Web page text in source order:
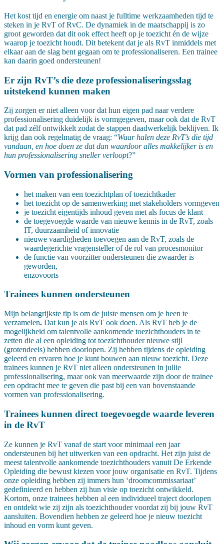
Het kost tijd en energie om naast je fulltime werkzaamheden tijd te
steken in je RvT of RvC. De dynamiek in de maatschappij is zo
groot geworden dat dit ook effect heeft op je toezicht én de wijze
waarop je toezicht houdt. Dit betekent dat je als RvT inmiddels met
elkaar aan de slag bent gegaan om te professionaliseren. Een trainee
kan daarin goed ondersteunen!
Er zijn RvT’s die deze professionaliseringsslag
uitstekend kunnen maken
Zij zorgen er niet alleen voor dat hun eigen pad naar verdere
professionalisering duidelijk is vormgegeven, maar ook dat de RvT
dat pad zélf ontwikkelt zodat de stappen daadwerkelijk beklijven. Ik
krijg dan ook regelmatig de vraag: “Waar halen deze RvT’s die tijd
vandaan, en hoe doen ze dat dan waardoor alles makkelijker is en
hun professionalisering sneller verloopt?”
Vormen van professionalisering
het maken van een toezichtplan of toezichtkader
het toezicht op de samenwerking met stakeholders vormgeven
je toezicht eigentijds inhoud geven met als focus de klant
de toegevoegde waarde van nieuwe kennis in de RvT, zoals
IT, duurzaamheid of innovatie
nieuwe vaardigheden toevoegen aan de RvT, zoals de
waardegerichte vragensteller of de rol van procesmonitor
de functie van voorzitter ondersteunen die zwaarder is
geworden,
enzovoorts
Trainees kunnen ondersteunen
Mijn belangrijkste tip is om de juiste mensen om je heen te
verzamelen. Dat kun je als RvT ook doen. Als RvT heb je de
mogelijkheid om talentvolle aankomende toezichthouders in te
zetten die al een opleiding tot toezichthouder nieuwe stijl
(grotendeels) hebben doorlopen. Zij hebben tijdens de opleiding
geleerd en ervaren hoe je kunt bouwen aan nieuw toezicht. Deze
trainees kunnen je RvT niet alleen ondersteunen in jullie
professionalisering, maar ook van meerwaarde zijn door de trainee
een opdracht mee te geven die past bij een van bovenstaande
vormen van professionalisering.
Trainees kunnen direct toegevoegde waarde leveren
in de RvT
Ze kunnen je RvT vanaf de start voor minimaal een jaar
ondersteunen bij het uitwerken van een opdracht. Het zijn juist de
meest talentvolle aankomende toezichthouders vanuit De Erkende
Opleiding die bewust kiezen voor jouw organisatie en RvT. Tijdens
onze opleiding hebben zij immers hun ‘droomcommissariaat’
gedefinieerd en hebben zij hun visie op toezicht ontwikkeld.
Kortom, onze trainees hebben al een individueel traject doorlopen
en ontdekt wie zij zijn als toezichthouder voordat zij bij jouw RvT
aansluiten. Bovendien hebben ze geleerd hoe je nieuw toezicht
inhoud en vorm kunt geven.